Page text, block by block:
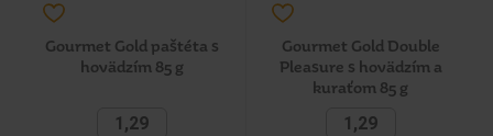
Gourmet Gold paštéta s
hovädzím 85 g
1,29
Gourmet Gold Double
Pleasure s hovädzím a
kuraťom 85 g
1,29